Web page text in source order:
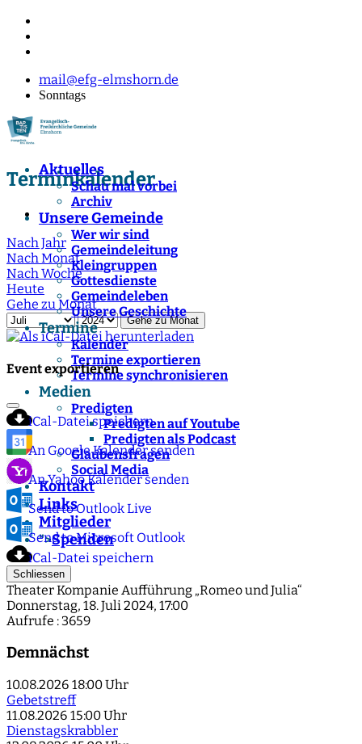
mail@efg-elmshorn.de
Sonntags
Aktuelles
Schau mal vorbei
Archiv
Unsere Gemeinde
Wer wir sind
Gemeindeleitung
Kleingruppen
Gottesdienste
Gemeindeleben
Unsere Geschichte
Termine
Kalender
Termine exportieren
Termine synchronisieren
Medien
Predigten
Predigten auf Youtube
Predigten als Podcast
Glaubensfragen
Social Media
Kontakt
Links
Mitglieder
">Spenden
Terminkalender
Nach Jahr
Nach Monat
Nach Woche
Heute
Gehe zu Monat
Gehe zu Monat
Event exportieren
iCal-Datei speichern
An Google Kalender senden
An Yahoo Kalender senden
Send to Outlook Live
Send to Microsoft Outlook
iCal-Datei speichern
Schliessen
Theater Kompanie Aufführung „Romeo und Julia“
Donnerstag, 18. Juli 2024, 17:00
Aufrufe : 3659
Demnächst
10.08.2026 18:00 Uhr
Gebetstreff
11.08.2026 15:00 Uhr
Dienstagskrabbler